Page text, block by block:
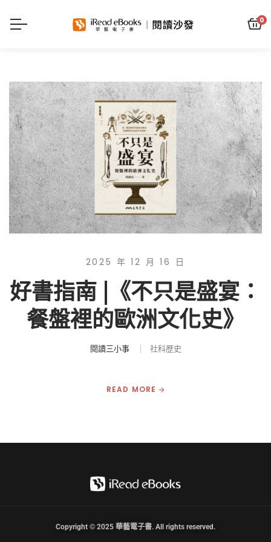
0
2025 年 12 月 16 日
好書指南 |《不只是盛宴：
餐盤裡的歐洲文化史》
閱讀三小事 社科歷史
READ MORE
Copyright © 2025 華藝電子書. All rights reserved.